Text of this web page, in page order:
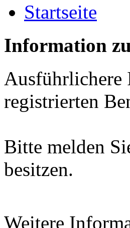
Startseite
Information
Ausführlichere
registrierten
Bitte melden
besitzen.
Weitere